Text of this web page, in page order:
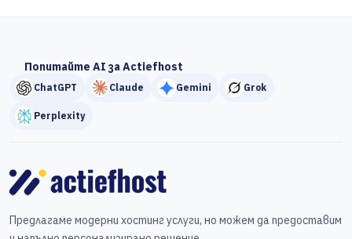
Попитайте AI за Actiefhost
ChatGPT Claude Gemini Grok
Perplexity
Предлагаме модерни хостинг услуги, но можем да предоставим